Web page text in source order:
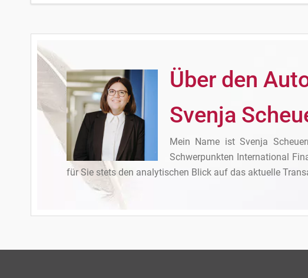
Über den
Svenja
Mein Name ist Svenja
Schwerpunkten International
für Sie stets den analytischen Blick auf das aktuelle